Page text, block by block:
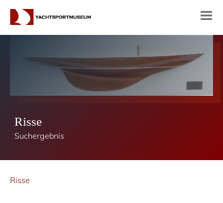
Risse
Suchergebnis
Risse